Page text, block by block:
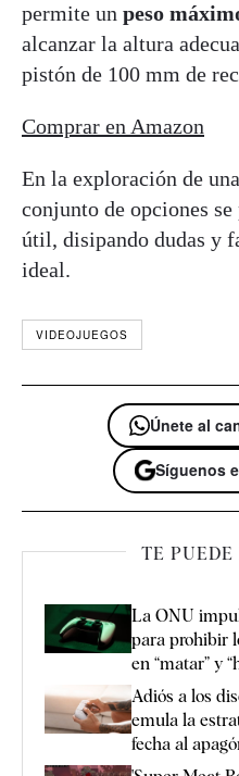
permite un peso
alcanzar la altura
pistón de 100 mm de
Comprar en Amazon
En la exploración de
conjunto de opciones
útil, disipando dudas y
ideal.
VIDEOJUEGOS
Únete al
Síguenos
TE PUEDE
La ONU
para prohibir
en “matar” y
Adiós a los
emula la
fecha al